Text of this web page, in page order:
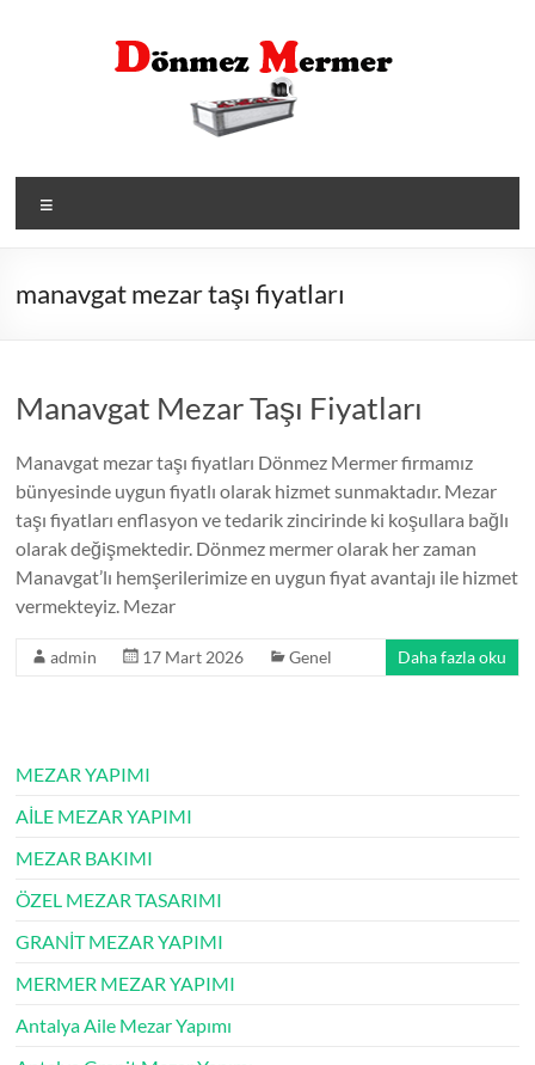
manavgat mezar taşı fiyatları
Manavgat Mezar Taşı Fiyatları
Manavgat mezar taşı fiyatları Dönmez Mermer firmamız
bünyesinde uygun fiyatlı olarak hizmet sunmaktadır. Mezar
taşı fiyatları enflasyon ve tedarik zincirinde ki koşullara bağlı
olarak değişmektedir. Dönmez mermer olarak her zaman
Manavgat’lı hemşerilerimize en uygun fiyat avantajı ile hizmet
vermekteyiz. Mezar
admin 17 Mart 2026 Genel Daha fazla oku
MEZAR YAPIMI
AİLE MEZAR YAPIMI
MEZAR BAKIMI
ÖZEL MEZAR TASARIMI
GRANİT MEZAR YAPIMI
MERMER MEZAR YAPIMI
Antalya Aile Mezar Yapımı